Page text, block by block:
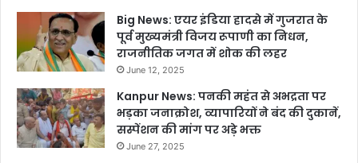
Big News: एयर इंडिया हादसे में गुजरात के
पूर्व मुख्यमंत्री विजय रूपाणी का निधन,
राजनीतिक जगत में शोक की लहर
June 12, 2025
Kanpur News: पनकी महंत से अभद्रता पर
भड़का जनाक्रोश, व्यापारियों ने बंद की दुकानें,
सस्पेंशन की मांग पर अड़े भक्त
June 27, 2025